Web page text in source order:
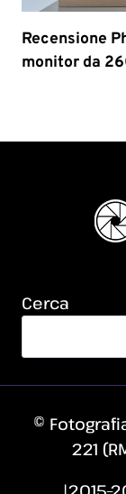
Recensione
monitor da
Cerca
©
221